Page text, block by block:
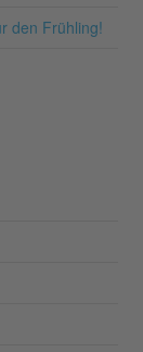
den Frühling!